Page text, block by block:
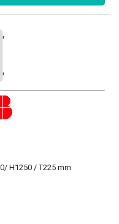
H1250 / T225 mm